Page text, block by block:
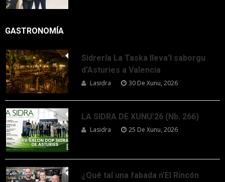
GASTRONOMÍA
Sidrería La Taska lleva’l saborgu
d’Asturies a Valencia
Lasidra 30 De Xunu, 2026
LA SIDRA DE XUNU’26 (Nb. 266)
Lasidra 25 De Xunu, 2026
¿Qué tal una fabada n’El Rincón